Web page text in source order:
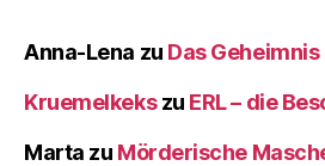
Anna-Lena zu Das
Kruemelkekszu ERL – die
Marta zu Mörderische